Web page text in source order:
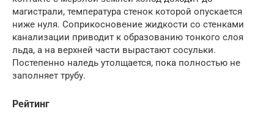
магистрали, температура стенок которой опускается
ниже нуля. Соприкосновение жидкости со стенками
канализации приводит к образованию тонкого слоя
льда, а на верхней части вырастают сосульки.
Постепенно наледь утолщается, пока полностью не
заполняет трубу.
Рейтинг